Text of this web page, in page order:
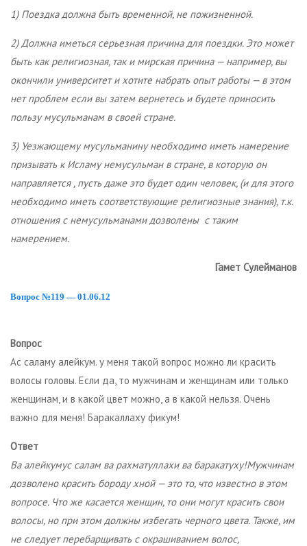
1) Поездка должна быть временной, не пожизненной.
2) Должна иметься серьезная причина для поездки. Это может
быть как религиозная, так и мирская причина — например, вы
окончили университет и хотите набрать опыт работы — в этом
нет проблем если вы затем вернетесь и будете приносить
пользу мусульманам в своей стране.
3) Уезжающему мусульманину необходимо иметь намерение
призывать к Исламу немусульман в стране, в которую он
направляется , пусть даже это будет один человек, (и для этого
необходимо иметь соответствующие религиозные знания), т.к.
отношения с немусульманами дозволены с таким
намерением.
Гамет Сулейманов
Вопрос №119 — 01.06.12
Вопрос
Ас саламу алейкум. у меня такой вопрос можно ли красить
волосы головы. Если да, то мужчинам и женщинам или только
женщинам, и в какой цвет можно, а в какой нельзя. Очень
важно для меня! Баракаллаху фикум!
Ответ
Ва алейкумус салам ва рахматуллахи ва баракатуху!Мужчинам
дозволено красить бороду хной — это то, что известно в этом
вопросе. Что же касается женщин, то они могут красить свои
волосы, но при этом должны избегать черного цвета. Также, им
не следует перебарщивать с окрашиванием волос,